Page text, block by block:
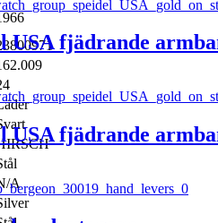
A
USA fjädrande
USA fjädrande